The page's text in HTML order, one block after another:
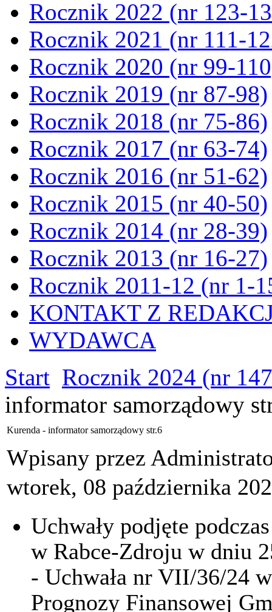
Rocznik 2022 (nr 123-
Rocznik 2021 (nr 111-
Rocznik 2020 (nr 99-
Rocznik 2019 (nr 87-98)
Rocznik 2018 (nr 75-86)
Rocznik 2017 (nr 63-74)
Rocznik 2016 (nr 51-62)
Rocznik 2015 (nr 40-50)
Rocznik 2014 (nr 28-39)
Rocznik 2013 (nr 16-27)
Rocznik 2011-12 (nr 1-
KONTAKT Z
WYDAWCA
Start Rocznik 2024 (nr
informator samorządowy
Kurenda - informator samorządowy str.6
Wpisany przez
wtorek, 08 października
Uchwały podjęte
w Rabce-Zdroju w dniu
- Uchwała nr VII/36/24
Prognozy Finansowej